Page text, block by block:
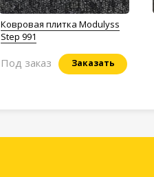
Ковровая плитка Modulyss
Step 991
Заказать
Под заказ